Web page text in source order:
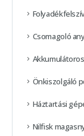
Csomagoló
Önkiszolgáló
Háztartási
Nilfisk